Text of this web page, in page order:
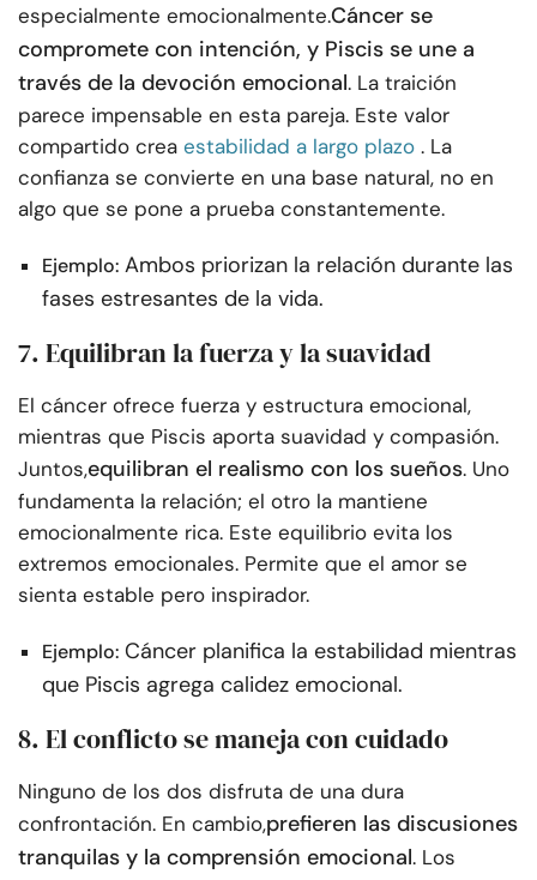
especialmente emocionalmente.Cáncer se
compromete con intención, y Piscis se une a
través de la devoción emocional. La traición
parece impensable en esta pareja. Este valor
compartido crea estabilidad a largo plazo . La
confianza se convierte en una base natural, no en
algo que se pone a prueba constantemente.
Ejemplo: Ambos priorizan la relación durante las
fases estresantes de la vida.
7. Equilibran la fuerza y la suavidad
El cáncer ofrece fuerza y estructura emocional,
mientras que Piscis aporta suavidad y compasión.
Juntos,equilibran el realismo con los sueños. Uno
fundamenta la relación; el otro la mantiene
emocionalmente rica. Este equilibrio evita los
extremos emocionales. Permite que el amor se
sienta estable pero inspirador.
Ejemplo: Cáncer planifica la estabilidad mientras
que Piscis agrega calidez emocional.
8. El conflicto se maneja con cuidado
Ninguno de los dos disfruta de una dura
confrontación. En cambio,prefieren las discusiones
tranquilas y la comprensión emocional. Los